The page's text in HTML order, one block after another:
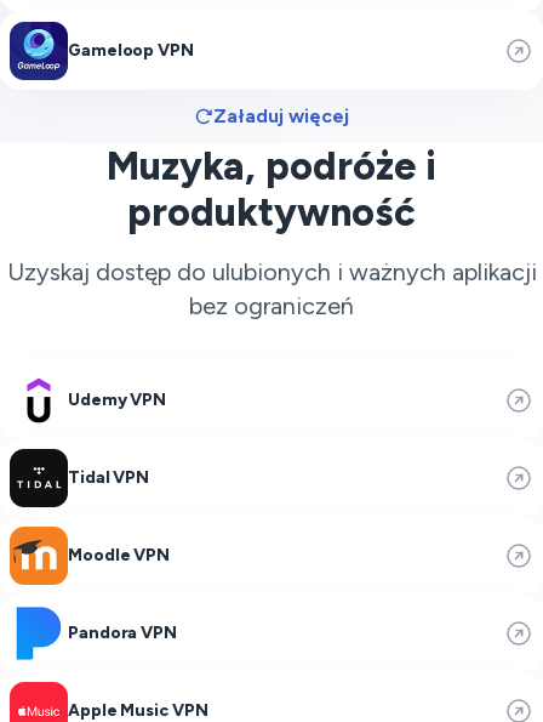
Gameloop VPN
Załaduj więcej
Muzyka, podróże i
produktywność
Uzyskaj dostęp do ulubionych i ważnych aplikacji
bez ograniczeń
Udemy VPN
Tidal VPN
Moodle VPN
Pandora VPN
Apple Music VPN